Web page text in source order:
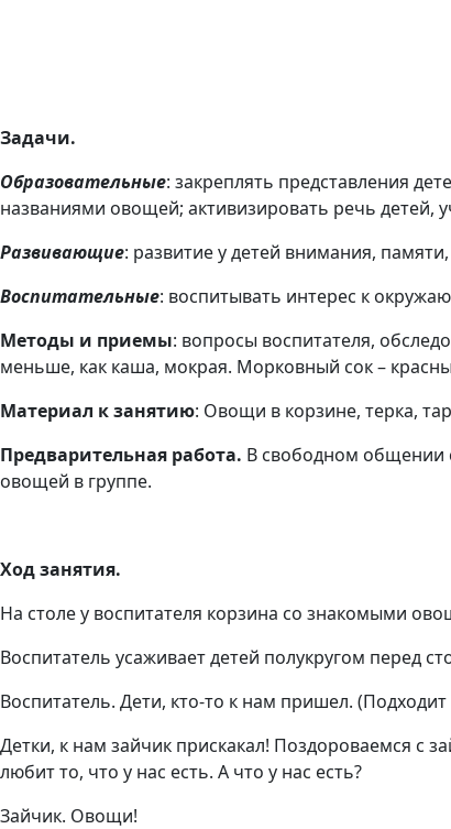
Задачи.
Образовательные: закреплять представления
названиями овощей; активизировать речь детей,
Развивающие: развитие у детей внимания,
Воспитательные: воспитывать интерес к
Методы и приемы: вопросы воспитателя,
меньше, как каша, мокрая. Морковный сок –
Материал к занятию: Овощи в корзине, терка,
Предварительная работа. В свободном общении
овощей в группе.
Ход занятия.
На столе у воспитателя корзина со знакомыми
Воспитатель усаживает детей полукругом перед
Воспитатель. Дети, кто-то к нам пришел.
Детки, к нам зайчик прискакал! Поздороваемся с
любит то, что у нас есть. А что у нас есть?
Зайчик. Овощи!